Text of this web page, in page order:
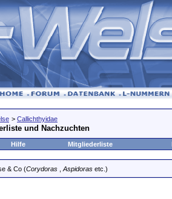
> Callichthyidae
und Nachzuchten
Hilfe Mitgliederliste
& Co (Corydoras Aspidoras etc.)